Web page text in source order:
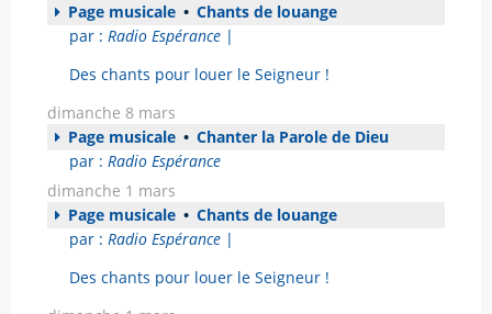
Page musicale • Chants de louange
par : Radio Espérance |
Des chants pour louer le Seigneur !
dimanche 8 mars
Page musicale • Chanter la Parole de Dieu
par : Radio Espérance
dimanche 1 mars
Page musicale • Chants de louange
par : Radio Espérance |
Des chants pour louer le Seigneur !